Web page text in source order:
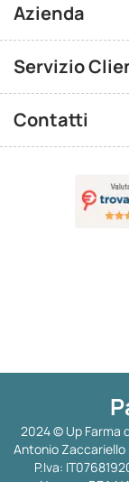
Azienda
Servizio
Contatti
2024 © Up Farma
Antonio Zaccariello
P.Iva: